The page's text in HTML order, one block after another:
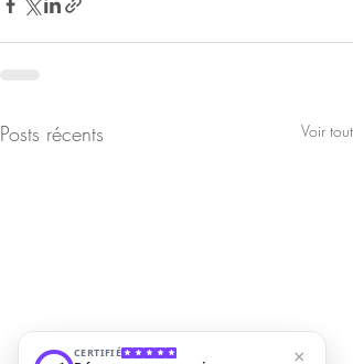
Posts récents Voir tout
CERTIFIÉ ×